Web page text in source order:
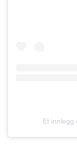
Et innlegg